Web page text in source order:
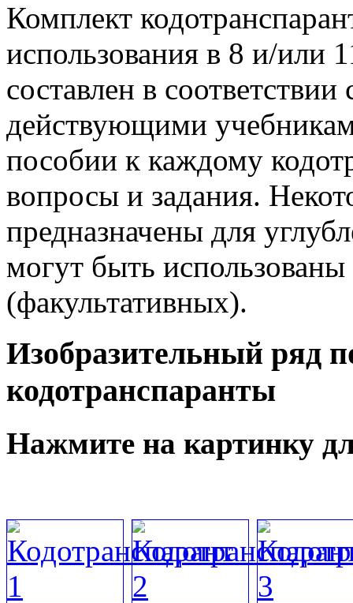
Комплект
использования в 8 и/или
составлен в
действующими
пособии к каждому
вопросы и задания.
предназначены для
могут быть
(факультативных).
Изобразительный ряд
кодотранспаранты
Нажмите на картинку